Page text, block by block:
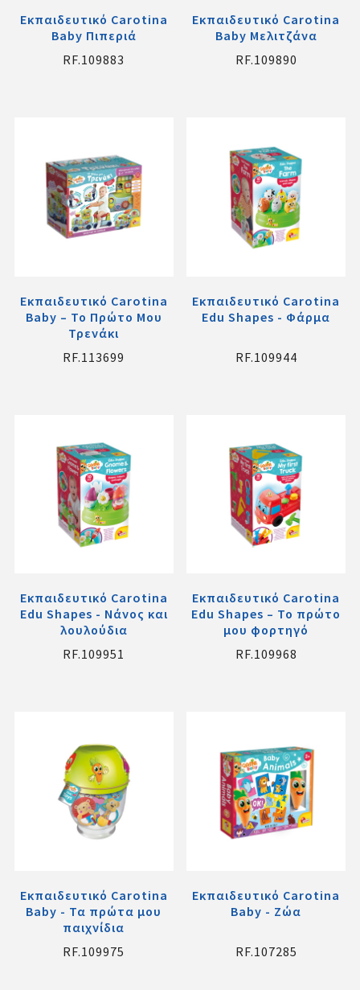
Εκπαιδευτικό Carotina
Baby Πιπεριά
RF.109883
Εκπαιδευτικό Carotina
Baby Μελιτζάνα
RF.109890
Εκπαιδευτικό Carotina
Baby – Το Πρώτο Μου
Τρενάκι
RF.113699
Εκπαιδευτικό Carotina
Edu Shapes - Φάρμα
RF.109944
Εκπαιδευτικό Carotina
Edu Shapes - Νάνος και
λουλούδια
RF.109951
Εκπαιδευτικό Carotina
Edu Shapes – Το πρώτο
μου φορτηγό
RF.109968
Εκπαιδευτικό Carotina
Baby - Τα πρώτα μου
παιχνίδια
RF.109975
Εκπαιδευτικό Carotina
Baby - Ζώα
RF.107285